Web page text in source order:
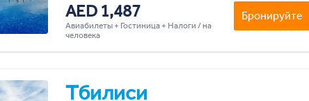
AED 1,487
Авиабилеты + Гостиница + Налоги / на
человека
Бронируйте
Тбилиси